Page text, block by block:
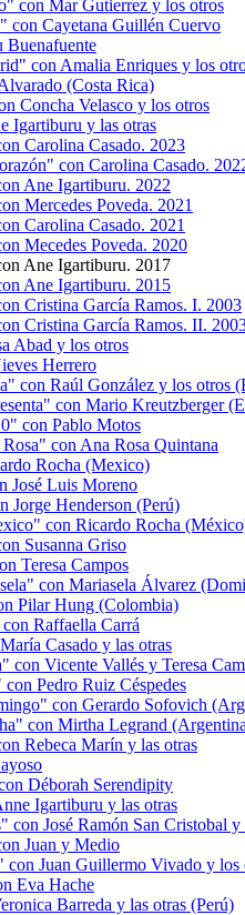
con Mar Gutierrez y los otros
con Cayetana Guillén Cuervo
Buenafuente
con Amalia Enriques y los
(Costa Rica)
Concha Velasco y los otros
Igartiburu y las otras
Carolina Casado. 2023
con Carolina Casado.
Ane Igartiburu. 2022
Mercedes Poveda. 2021
Carolina Casado. 2021
Mecedes Poveda. 2020
Ane Igartiburu. 2017
Ane Igartiburu. 2015
Cristina García Ramos. I. 2003
Cristina García Ramos. II.
Abad y los otros
Herrero
con Raúl González y los otros
con Mario Kreutzberger
con Pablo Motos
con Ana Rosa Quintana
Rocha (Mexico)
José Luis Moreno
Jorge Henderson (Perú)
con Ricardo Rocha
Susanna Griso
Teresa Campos
con Mariasela Álvarez
Pilar Hung (Colombia)
Raffaella Carrá
Casado y las otras
con Vicente Vallés y Teresa
Pedro Ruiz Céspedes
con Gerardo Sofovich
con Mirtha Legrand
Rebeca Marín y las otras
Déborah Serendipity
Igartiburu y las otras
con José Ramón San Cristobal
Juan y Medio
con Juan Guillermo Vivado y los
Eva Hache
Barreda y las otras (Perú)